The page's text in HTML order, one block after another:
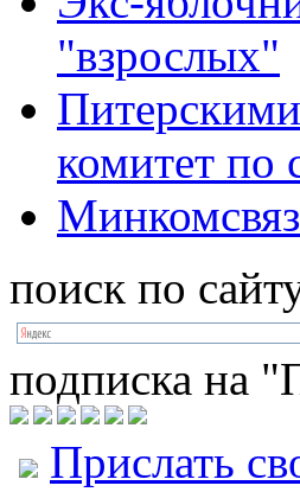
"взрослых"
комитет по
поиск по
подписка на
Прислать